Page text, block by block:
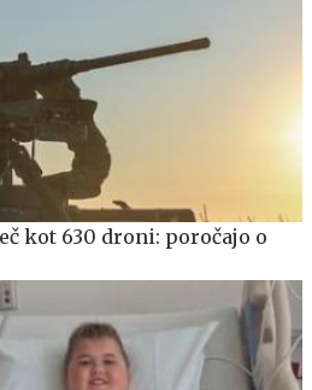
kot 630 droni: poročajo o